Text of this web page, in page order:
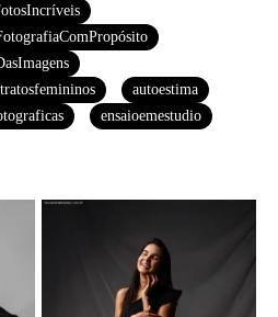
autoestima
ensaioemestudio